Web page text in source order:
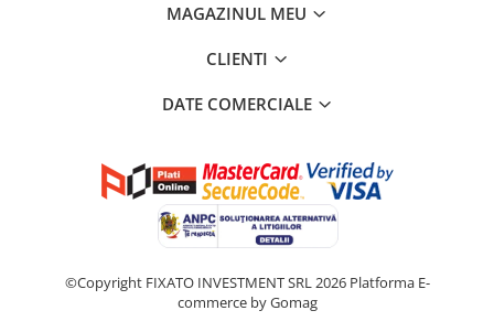
MAGAZINUL MEU
CLIENTI
DATE COMERCIALE
©Copyright FIXATO INVESTMENT SRL 2026 Platforma E-
commerce by Gomag